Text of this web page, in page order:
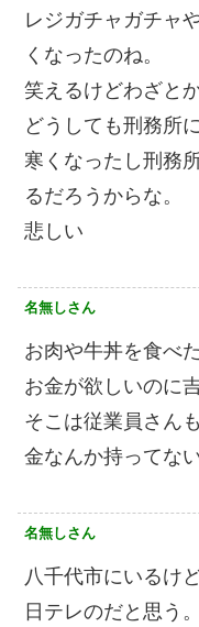
レジガチャガチャ
くなったのね。
笑えるけどわざと
どうしても刑務所
寒くなったし刑務
るだろうからな。
悲しい
名無しさん
お肉や牛丼を食べ
お金が欲しいのに
そこは従業員さん
金なんか持ってな
名無しさん
八千代市にいるけ
日テレのだと思う。